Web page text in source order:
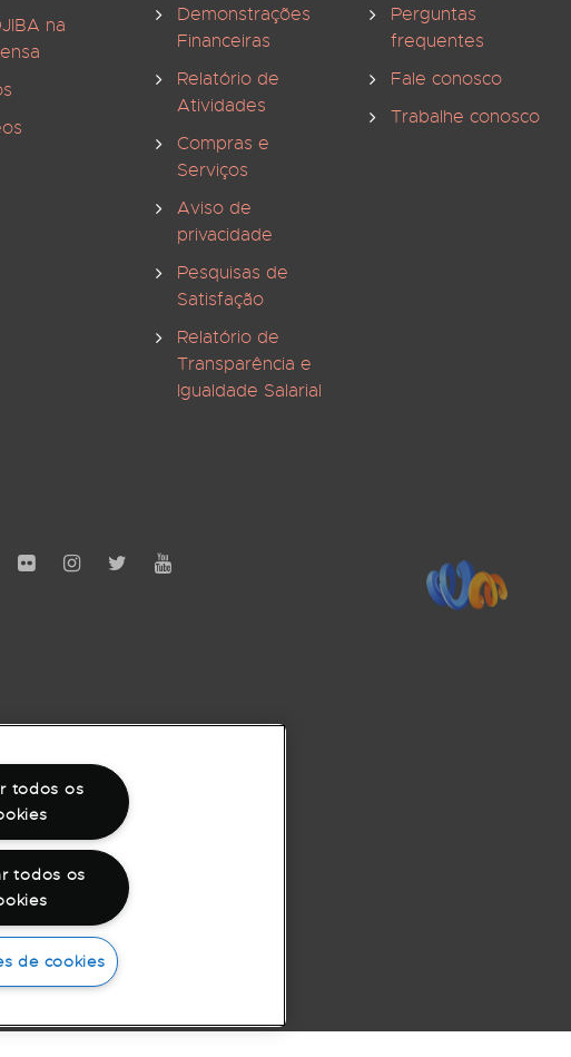
na
Demonstrações
Financeiras
Relatório de
Atividades
Compras e
Serviços
Aviso de
privacidade
Pesquisas de
Satisfação
Relatório de
Transparência e
Igualdade Salarial
Perguntas
frequentes
Fale conosco
Trabalhe conosco
todos os
todos os
de cookies